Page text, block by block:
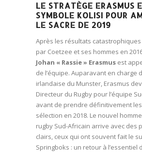
LE STRATÈGE ERASMUS
SYMBOLE KOLISI POUR
LE SACRE DE 2019
Après les résultats
par Coetzee et ses hommes en
Johan « Rassie » Erasmus est
de l’équipe. Auparavant en charge
irlandaise du Munster, Erasmus
Directeur du Rugby pour l’équipe
avant de prendre définitivement
sélection en 2018. Le nouvel
rugby Sud-Africain arrive avec des
clairs, ceux qui ont souvent fait le
Springboks : un retour à l’essentiel